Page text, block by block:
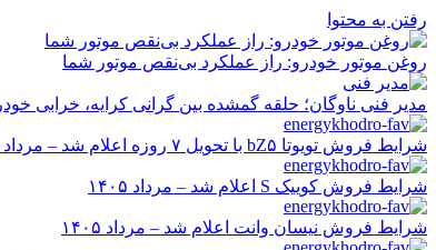
رفتن به محتوا
روغن موتور خودرو: راز عملکرد بی‌نقص موتور شما
مدیر فنی ناوگان؛ حلقه گمشده بین گرانی کرایه، خرابی
شرایط فروش تویوتا bZ۵ با تحویل ۷ روزه اعلام شد – مرداد ۱۴۰۵
شرایط فروش کوییک S اعلام شد – مرداد ۱۴۰۵
شرایط فروش نیسان وانت اعلام شد – مرداد ۱۴۰۵